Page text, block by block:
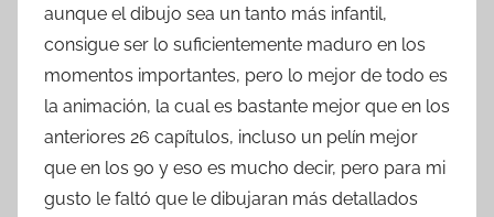
aunque el dibujo sea un tanto más infantil,
consigue ser lo suficientemente maduro en los
momentos importantes, pero lo mejor de todo es
la animación, la cual es bastante mejor que en los
anteriores 26 capítulos, incluso un pelín mejor
que en los 90 y eso es mucho decir, pero para mi
gusto le faltó que le dibujaran más detallados